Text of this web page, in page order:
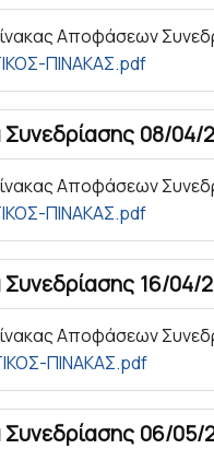
Αποφάσεων
ΠΙΝΑΚΑΣ.pdf
08/04/
Αποφάσεων
ΠΙΝΑΚΑΣ.pdf
16/04/
Αποφάσεων
ΠΙΝΑΚΑΣ.pdf
06/05/